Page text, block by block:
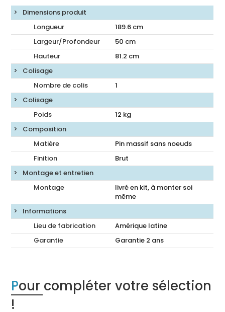
Dimensions produit
Longueur
189.6 cm
Largeur/Profondeur
50 cm
Hauteur
81.2 cm
Colisage
Nombre de colis
1
Colisage
Poids
12 kg
Composition
Matière
Pin massif sans noeuds
Finition
Brut
Montage et entretien
Montage
livré en kit, à monter soi
même
Informations
Lieu de fabrication
Amérique latine
Garantie
Garantie 2 ans
Pour compléter votre sélection
!